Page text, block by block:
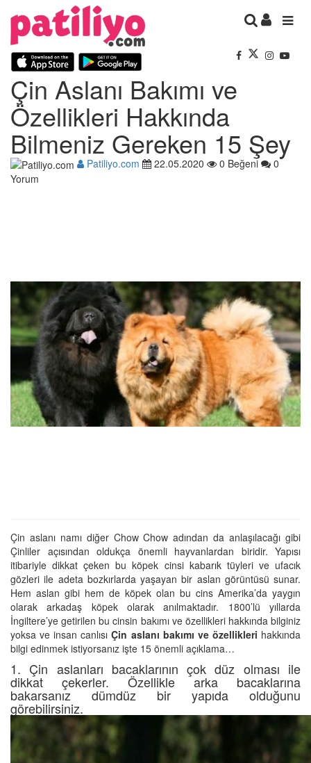
Çin Aslanı Bakımı ve
Özellikleri Hakkında
Bilmeniz Gereken 15 Şey
Patiliyo.com 22.05.2020 0 Beğeni
0
Yorum
Çin aslanı namı diğer Chow Chow adından da anlaşılacağı gibi
Çinliler açısından oldukça önemli hayvanlardan biridir. Yapısı
itibariyle dikkat çeken bu köpek cinsi kabarık tüyleri ve ufacık
gözleri ile adeta bozkırlarda yaşayan bir aslan görüntüsü sunar.
Hem aslan gibi hem de köpek olan bu cins Amerika’da yaygın
olarak arkadaş köpek olarak anılmaktadır. 1800’lü yıllarda
İngiltere’ye getirilen bu cinsin bakımı ve özellikleri hakkında bilginiz
yoksa ve insan canlısıÇin aslanı bakımı ve özellikleri hakkında
bilgi edinmek istiyorsanız işte 15 önemli açıklama…
1. Çin aslanları bacaklarının çok düz olması ile
dikkat çekerler. Özellikle arka bacaklarına
bakarsanız dümdüz bir yapıda olduğunu
görebilirsiniz.